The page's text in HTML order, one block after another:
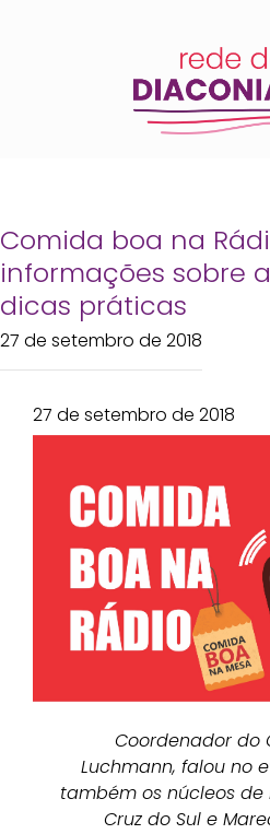
Comida boa na
informações sobre
dicas práticas
27 de setembro de 2018
27 de setembro de 2018
Coordenador do
Luchmann, falou no
também os núcleos de
Cruz do Sul e